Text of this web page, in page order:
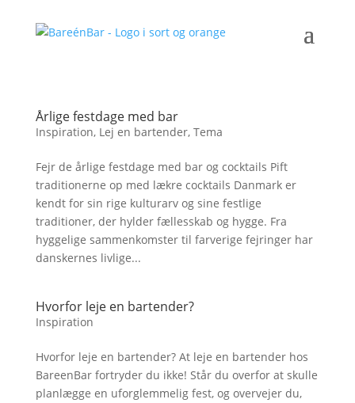
Årlige festdage med bar
Inspiration, Lej en bartender, Tema
Fejr de årlige festdage med bar og cocktails Pift
traditionerne op med lækre cocktails Danmark er
kendt for sin rige kulturarv og sine festlige
traditioner, der hylder fællesskab og hygge. Fra
hyggelige sammenkomster til farverige fejringer har
danskernes livlige...
Hvorfor leje en bartender?
Inspiration
Hvorfor leje en bartender? At leje en bartender hos
BareenBar fortryder du ikke! Står du overfor at skulle
planlægge en uforglemmelig fest, og overvejer du,